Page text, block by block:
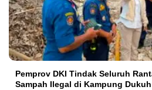
Pemprov DKI Tindak Seluruh
Sampah Ilegal di Kampung Dukuh